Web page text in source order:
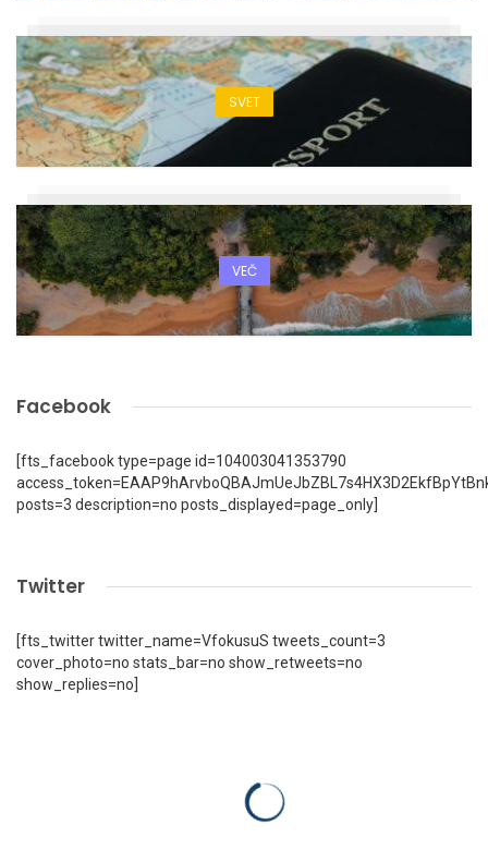
SVET
VEČ
Facebook
[fts_facebook type=page id=104003041353790
posts=3 description=no posts_displayed=page_only]
Twitter
[fts_twitter twitter_name=VfokusuS tweets_count=3
cover_photo=no stats_bar=no show_retweets=no
show_replies=no]